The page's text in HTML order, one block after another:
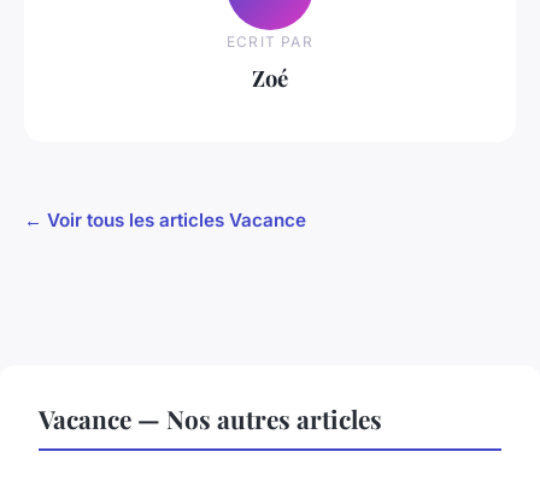
ECRIT PAR
Zoé
← Voir tous les articles Vacance
Vacance — Nos autres articles